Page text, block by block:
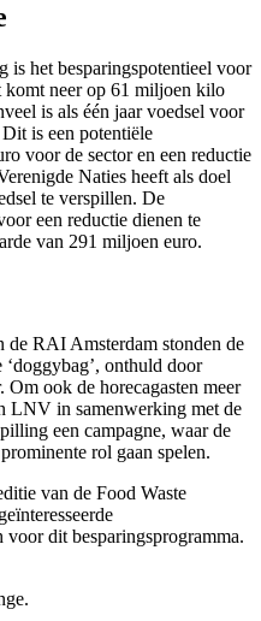
is het besparingspotentieel voor
komt neer op 61 miljoen kilo
is als één jaar voedsel voor
is een potentiële
voor de sector en een reductie
Naties heeft als doel
te verspillen. De
een reductie dienen te
van 291 miljoen euro.
de RAI Amsterdam stonden de
onthuld door
ook de horecagasten meer
LNV in samenwerking met de
een campagne, waar de
rol gaan spelen.
van de Food Waste
voor dit besparingsprogramma.